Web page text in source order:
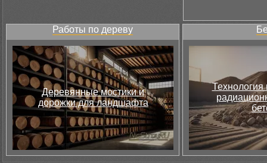
Работы по дереву
Деревянные мостики и
дорожки для ландшафта
Технология